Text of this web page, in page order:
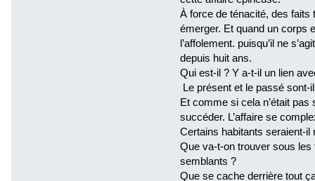
À force de ténacité, des faits
émerger. Et quand un corps
l’affolement. puisqu’il ne
depuis huit ans.
Qui est-il ? Y a-t-il un lien
Le présent et le passé sont-
Et comme si cela n’était
succéder. L’affaire se
Certains habitants seraient-il
Que va-t-on trouver sous
semblants ?
Que se cache derrière tout